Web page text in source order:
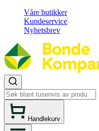
Våre butikker
Kundeservice
Nyhetsbrev
Handlekurv